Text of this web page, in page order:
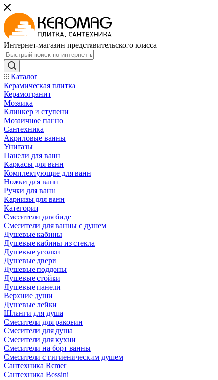
Интернет-магазин представительского класса
Каталог
Керамическая плитка
Керамогранит
Мозаика
Клинкер и ступени
Мозаичное панно
Сантехника
Акриловые ванны
Унитазы
Панели для ванн
Каркасы для ванн
Комплектующие для ванн
Ножки для ванн
Ручки для ванн
Карнизы для ванн
Категория
Смесители для биде
Смесители для ванны с душем
Душевые кабины
Душевые кабины из стекла
Душевые уголки
Душевые двери
Душевые поддоны
Душевые стойки
Душевые панели
Верхние души
Душевые лейки
Шланги для душа
Смесители для раковин
Смесители для душа
Смесители для кухни
Смесители на борт ванны
Смесители с гигиеническим душем
Сантехника Remer
Сантехника Bossini